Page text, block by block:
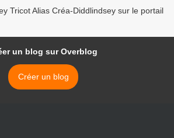
Tricot Alias Créa-Diddlindsey sur le portail
un blog sur Overblog
Créer un blog